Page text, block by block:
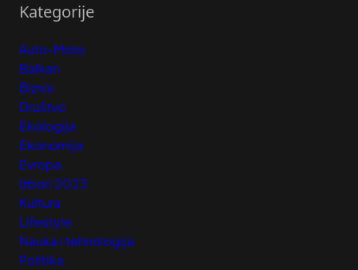
Kategorije
Auto-Moto
Balkan
Biznis
Društvo
Ekologija
Ekonomija
Evropa
Izbori 2023
Kultura
Lifestyle
Nauka i tehnologija
Politika